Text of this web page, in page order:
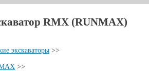
RMX (RUNMAX)
экскаваторы >>
>>